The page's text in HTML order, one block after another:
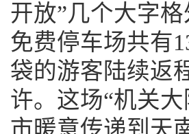
开放”几个大字
免费停车场共有
袋的游客陆续返
许。这场“机关
市暖意传递到天